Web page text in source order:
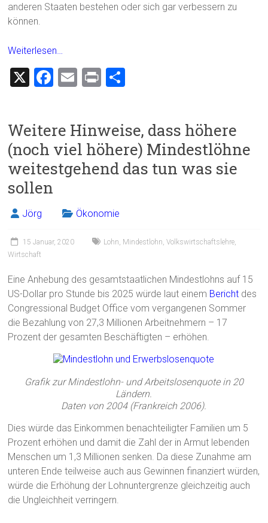
anderen Staaten bestehen oder sich gar verbessern zu
können.
Weiterlesen…
X
F
b
o
ok
E
l
Pr
n
Weitere Hinweise, dass höhere
(noch viel höhere) Mindestlöhne
weitestgehend das tun was sie
sollen
Jörg Ökonomie
15 Januar, 2020 Lohn, Mindestlohn,Volkswirtschaftslehre,
Wirtschaft
Eine Anhebung des gesamtstaatlichen Mindestlohns auf 15
US-Dollar pro Stunde bis 2025 würde laut einem Bericht des
Congressional Budget Office vom vergangenen Sommer
die Bezahlung von 27,3 Millionen Arbeitnehmern – 17
Prozent der gesamten Beschäftigten – erhöhen.
Grafik zur Mindestlohn- und Arbeitslosenquote in 20
Ländern.
Daten von 2004 (Frankreich 2006).
Dies würde das Einkommen benachteiligter Familien um 5
Prozent erhöhen und damit die Zahl der in Armut lebenden
Menschen um 1,3 Millionen senken. Da diese Zunahme am
unteren Ende teilweise auch aus Gewinnen finanziert würden,
würde die Erhöhung der Lohnuntergrenze gleichzeitig auch
die Ungleichheit verringern.